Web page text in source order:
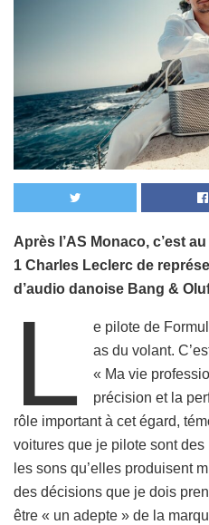
Après l’AS Monaco, c’est
1 Charles Leclerc de
d’audio danoise Bang &
L
e pilote de
as du volant.
« Ma vie
précision et la
rôle important à cet égard,
voitures que je pilote sont
les sons qu’elles produisent
des décisions que je dois
être « un adepte » de la